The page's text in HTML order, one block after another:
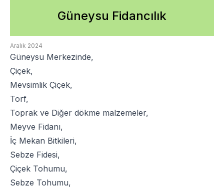
Güneysu Fidancılık
Aralık 2024
Güneysu Merkezinde,
Çiçek,
Mevsimlik Çiçek,
Torf,
Toprak ve Diğer dökme malzemeler,
Meyve Fidanı,
İç Mekan Bitkileri,
Sebze Fidesi,
Çiçek Tohumu,
Sebze Tohumu,